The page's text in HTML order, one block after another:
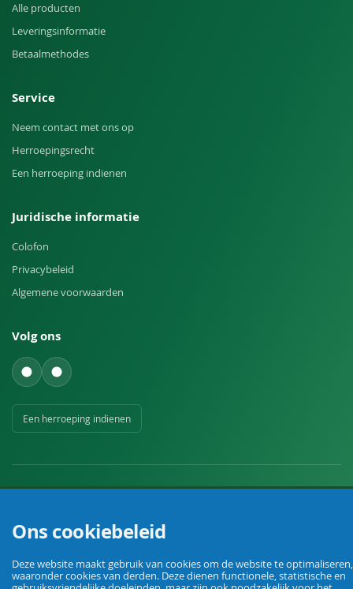
Alle producten
Leveringsinformatie
Betaalmethodes
Service
Neem contact met ons op
Herroepingsrecht
Een herroeping indienen
Juridische informatie
Colofon
Privacybeleid
Algemene voorwaarden
Volg ons
Een herroeping indienen
Uw vakhandel voor landbouw, veehouderij, huis, erf en tuin.
Ons cookiebeleid
Deze website maakt gebruik van cookies om de website te optimaliseren,
waaronder cookies van derden. Deze dienen functionele, statistische en